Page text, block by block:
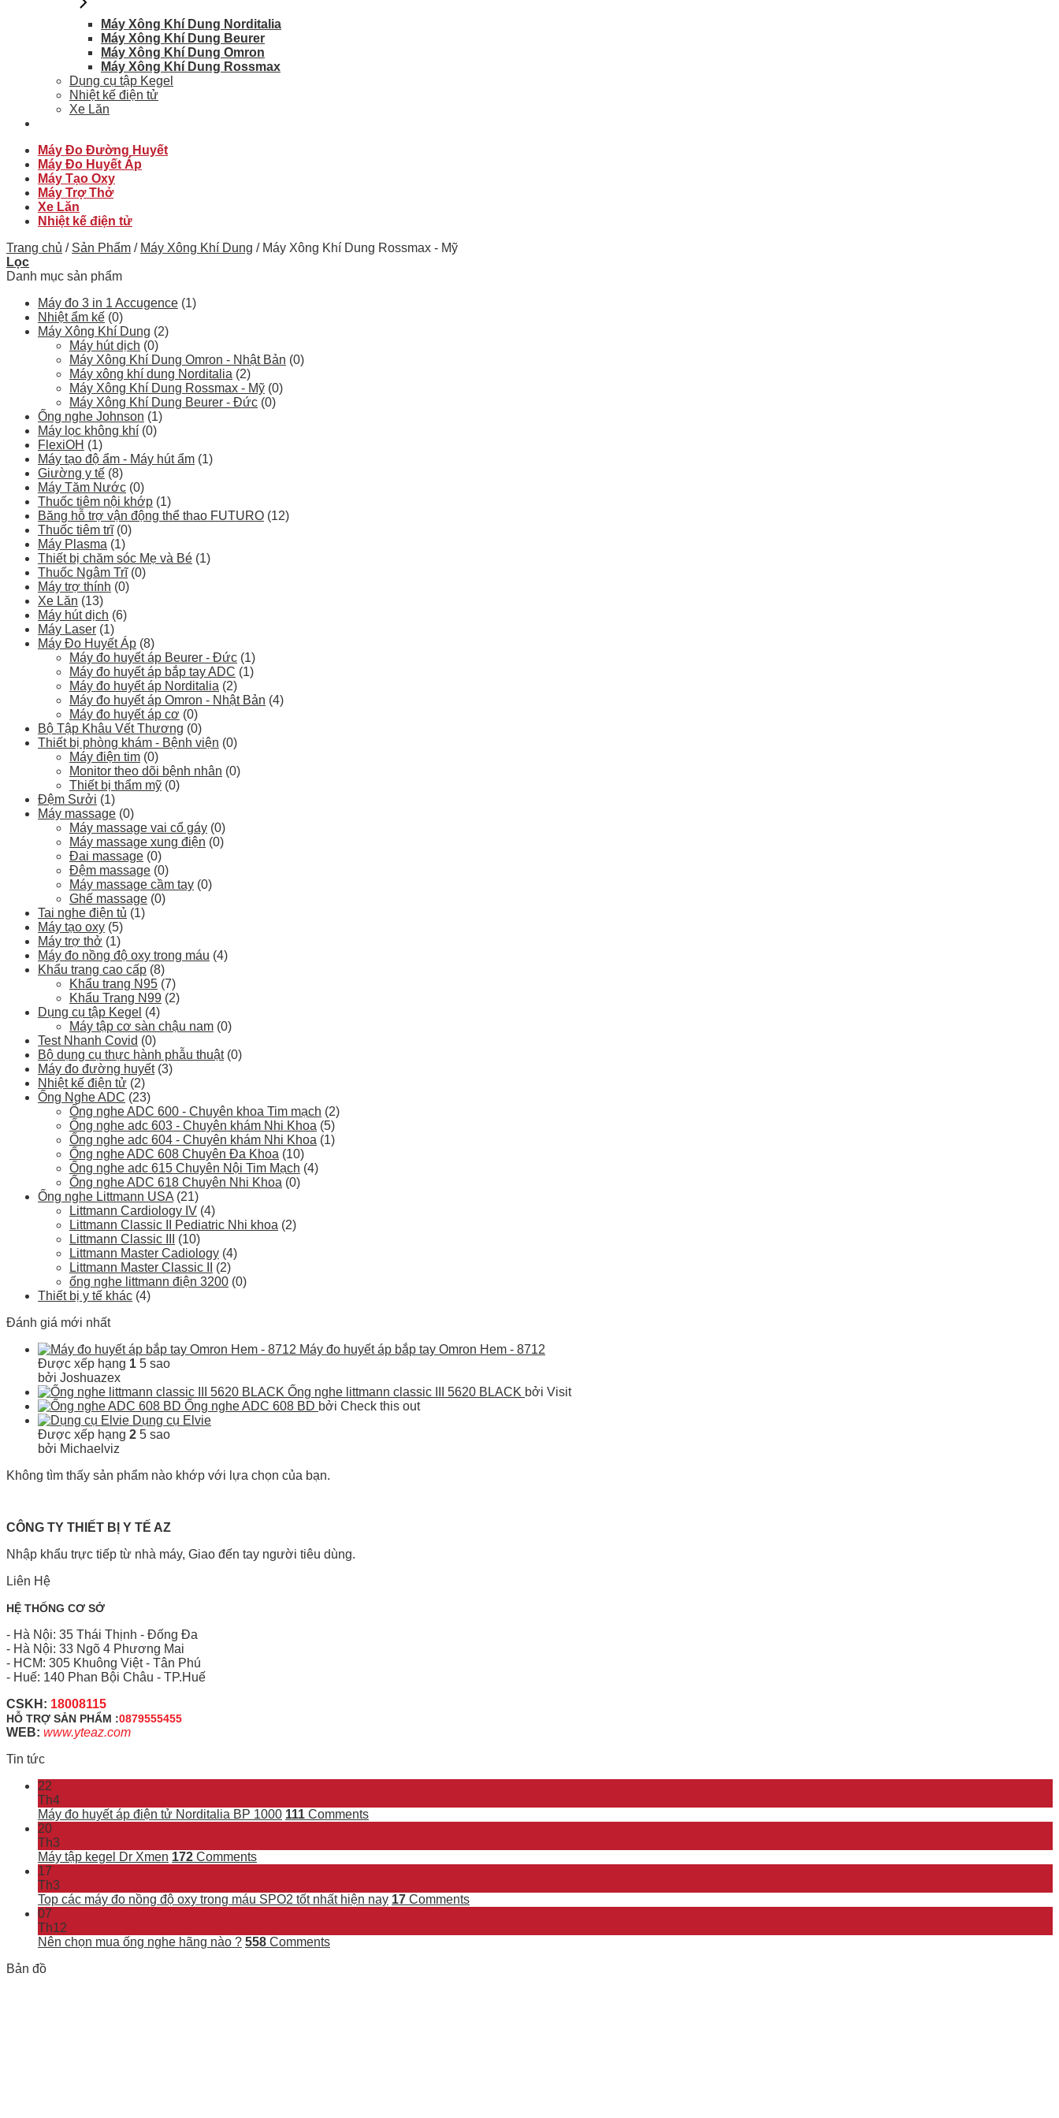
Máy Xông Khí Dung Norditalia
Máy Xông Khí Dung Beurer
Máy Xông Khí Dung Omron
Máy Xông Khí Dung Rossmax
Dụng cụ tập Kegel
Nhiệt kế điện tử
Xe Lăn
Máy Đo Đường Huyết
Máy Đo Huyết Áp
Máy Tạo Oxy
Máy Trợ Thở
Xe Lăn
Nhiệt kế điện tử
Trang chủ / Sản Phẩm / Máy Xông Khí Dung /Máy Xông Khí Dung Rossmax - Mỹ
Lọc
Danh mục sản phẩm
Máy đo 3 in 1 Accugence (1)
Nhiệt ẩm kế (0)
Máy Xông Khí Dung (2)
Máy hút dịch (0)
Máy Xông Khí Dung Omron - Nhật Bản (0)
Máy xông khí dung Norditalia (2)
Máy Xông Khí Dung Rossmax - Mỹ (0)
Máy Xông Khí Dung Beurer - Đức (0)
Ống nghe Johnson (1)
Máy lọc không khí (0)
FlexiOH (1)
Máy tạo độ ẩm - Máy hút ẩm (1)
Giường y tế (8)
Máy Tăm Nước (0)
Thuốc tiêm nội khớp (1)
Băng hỗ trợ vận động thể thao FUTURO (12)
Thuốc tiêm trĩ (0)
Máy Plasma (1)
Thiết bị chăm sóc Mẹ và Bé (1)
Thuốc Ngâm Trĩ (0)
Máy trợ thính (0)
Xe Lăn (13)
Máy hút dịch (6)
Máy Laser (1)
Máy Đo Huyết Áp (8)
Máy đo huyết áp Beurer - Đức (1)
Máy đo huyết áp bắp tay ADC (1)
Máy đo huyết áp Norditalia (2)
Máy đo huyết áp Omron - Nhật Bản (4)
Máy đo huyết áp cơ (0)
Bộ Tập Khâu Vết Thương (0)
Thiết bị phòng khám - Bệnh viện (0)
Máy điện tim (0)
Monitor theo dõi bệnh nhân (0)
Thiết bị thẩm mỹ (0)
Đệm Sưởi (1)
Máy massage (0)
Máy massage vai cổ gáy (0)
Máy massage xung điện (0)
Đai massage (0)
Đệm massage (0)
Máy massage cầm tay (0)
Ghế massage (0)
Tai nghe điện tủ (1)
Máy tạo oxy (5)
Máy trợ thở (1)
Máy đo nồng độ oxy trong máu (4)
Khẩu trang cao cấp (8)
Khẩu trang N95 (7)
Khẩu Trang N99 (2)
Dụng cụ tập Kegel (4)
Máy tập cơ sàn chậu nam (0)
Test Nhanh Covid (0)
Bộ dụng cụ thực hành phẫu thuật (0)
Máy đo đường huyết (3)
Nhiệt kế điện tử (2)
Ống Nghe ADC (23)
Ống nghe ADC 600 - Chuyên khoa Tim mạch (2)
Ống nghe adc 603 - Chuyên khám Nhi Khoa (5)
Ống nghe adc 604 - Chuyên khám Nhi Khoa (1)
Ống nghe ADC 608 Chuyên Đa Khoa (10)
Ống nghe adc 615 Chuyên Nội Tim Mạch (4)
Ống nghe ADC 618 Chuyên Nhi Khoa (0)
Ống nghe Littmann USA (21)
Littmann Cardiology IV (4)
Littmann Classic II Pediatric Nhi khoa (2)
Littmann Classic III
(10)
Littmann Master Cadiology (4)
Littmann Master Classic II
(2)
ống nghe littmann điện 3200 (0)
Thiết bị y tế khác (4)
Đánh giá mới nhất
Máy đo huyết áp bắp tay Omron Hem - 8712
Được xếp hạng 1 5 sao
bởi Joshuazex
Ống nghe littmann classic III 5620 BLACK bởi Visit
Ống nghe ADC 608 BD bởi Check this out
Dụng cụ Elvie
Được xếp hạng 2 5 sao
bởi Michaelviz
Không tìm thấy sản phẩm nào khớp với lựa chọn của bạn.
CÔNG TY THIẾT BỊ Y TẾ AZ
Nhập khẩu trực tiếp từ nhà máy, Giao đến tay người tiêu dùng.
Liên Hệ
HỆ THỐNG CƠ SỞ
- Hà Nội: 35 Thái Thịnh - Đống Đa
- Hà Nội: 33 Ngõ 4 Phương Mai
- HCM: 305 Khuông Việt - Tân Phú
- Huế: 140 Phan Bội Châu - TP.Huế
CSKH: 18008115
HỖ TRỢ SẢN PHẨM :0879555455
WEB: www.yteaz.com
Tin tức
22
Th4
Máy đo huyết áp điện tử Norditalia BP 1000 111 Comments
20
Th3
Máy tập kegel Dr Xmen 172 Comments
17
Th3
Top các máy đo nồng độ oxy trong máu SPO2 tốt nhất hiện nay 17 Comments
07
Th12
Nên chọn mua ống nghe hãng nào ? 558 Comments
Bản đồ